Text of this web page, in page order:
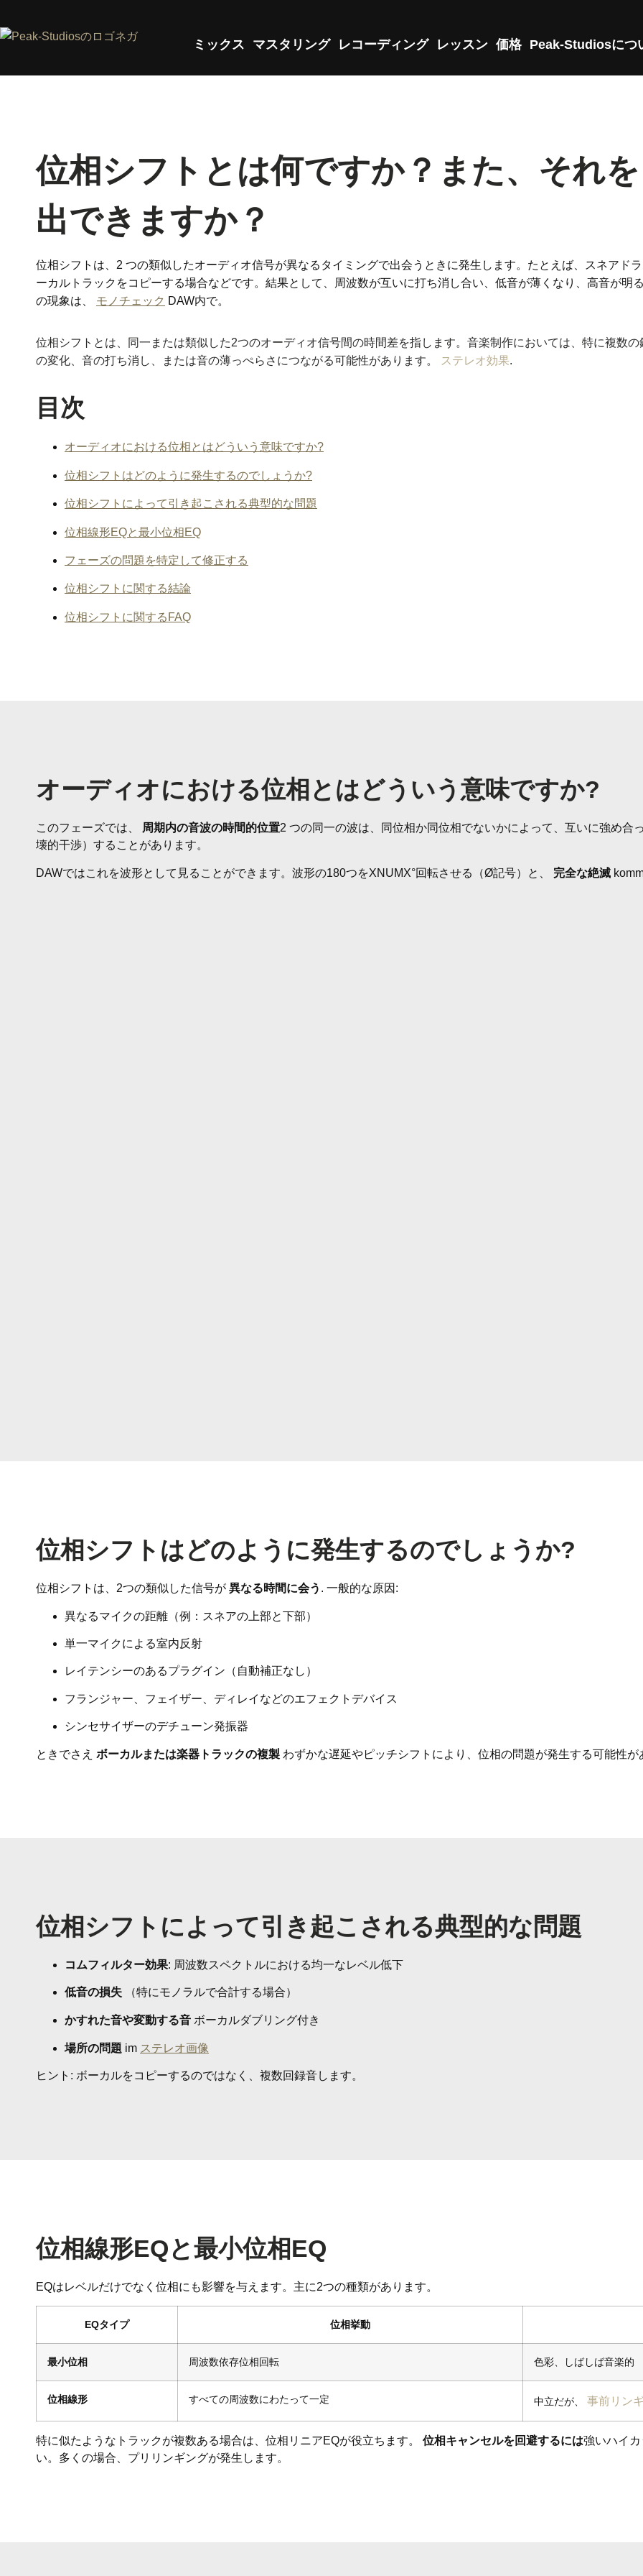
ミックス マスタリング レコーディング レッスン 価格 Peak-Studiosにつ
位相シフトとは何ですか？また、それ
出できますか？
位相シフトは、2 つの類似したオーディオ信号が異なるタイミングで出会うときに発生します。たとえば、スネアド
ーカルトラックをコピーする場合などです。結果として、周波数が互いに打ち消し合い、低音が薄くなり、高音が明
の現象は、 モノチェック DAW内で。
位相シフトとは、同一または類似した2つのオーディオ信号間の時間差を指します。音楽制作においては、特に複数
の変化、音の打ち消し、または音の薄っぺらさにつながる可能性があります。
ステレオ効果.
目次
オーディオにおける位相とはどういう意味ですか?
位相シフトはどのように発生するのでしょうか?
位相シフトによって引き起こされる典型的な問題
位相線形EQと最小位相EQ
フェーズの問題を特定して修正する
位相シフトに関する結論
位相シフトに関するFAQ
オーディオにおける位相とはどういう意味ですか?
このフェーズでは、 周期内の音波の時間的位置2 つの同一の波は、同位相か同位相でないかによって、互いに強め合
壊的干渉）することがあります。
DAWではこれを波形として見ることができます。波形の180つをXNUMX°回転させる（Ø記号）と、 完全な絶滅
位相シフトはどのように発生するのでしょうか?
位相シフトは、2つの類似した信号が 異なる時間に会う . 一般的な原因:
異なるマイクの距離（例：スネアの上部と下部）
単一マイクによる室内反射
レイテンシーのあるプラグイン（自動補正なし）
フランジャー、フェイザー、ディレイなどのエフェクトデバイス
シンセサイザーのデチューン発振器
ときでさえ ボーカルまたは楽器トラックの複製 わずかな遅延やピッチシフトにより、位相の問題が発生する可能性が
位相シフトによって引き起こされる典型的な問題
コムフィルター効果: 周波数スペクトルにおける均一なレベル低下
低音の損失 （特にモノラルで合計する場合）
かすれた音や変動する音 ボーカルダブリング付き
場所の問題 im ステレオ画像
ヒント: ボーカルをコピーするのではなく、複数回録音します。
位相線形EQと最小位相EQ
EQはレベルだけでなく位相にも影響を与えます。主に2つの種類があります。
EQタイプ 位相挙動
最小位相 周波数依存位相回転 色彩、しばしば音楽的
位相線形 すべての周波数にわたって一定 中立だが、 事前リン
特に似たようなトラックが複数ある場合は、位相リニアEQが役立ちます。 位相キャンセルを回避するには強いハイ
い。多くの場合、プリリンギングが発生します。